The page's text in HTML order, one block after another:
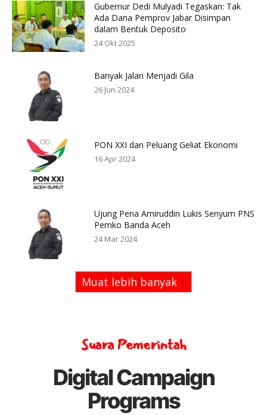
Gubernur Dedi Mulyadi Tegaskan: Tak
Ada Dana Pemprov Jabar Disimpan
dalam Bentuk Deposito
24 Okt 2025
Banyak Jalan Menjadi Gila
26 Jun 2024
PON XXI dan Peluang Geliat Ekonomi
16 Apr 2024
Ujung Pena Amiruddin Lukis Senyum PNS
Pemko Banda Aceh
24 Mar 2024
Muat lebih banyak
Suara Pemerintah
Digital Campaign
Programs